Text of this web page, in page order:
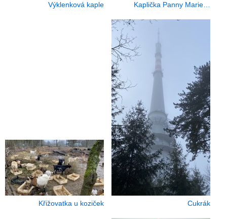
Výklenková kaple Kaplička Panny Marie…
Křižovatka u koziček Cukrák